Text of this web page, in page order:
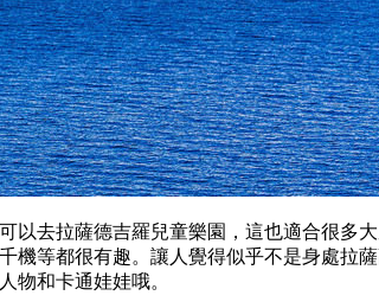
以去拉薩德吉羅兒童樂園，這也適合很多
機等都很有趣。讓人覺得似乎不是身處拉
物和卡通娃娃哦。